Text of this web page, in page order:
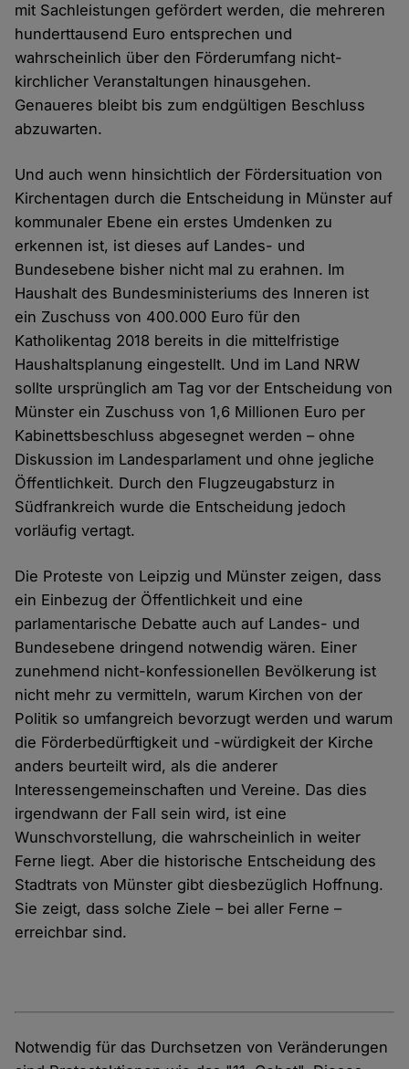
mit Sachleistungen gefördert werden, die mehreren
hunderttausend Euro entsprechen und
wahrscheinlich über den Förderumfang nicht-
kirchlicher Veranstaltungen hinausgehen.
Genaueres bleibt bis zum endgültigen Beschluss
abzuwarten.
Und auch wenn hinsichtlich der Fördersituation von
Kirchentagen durch die Entscheidung in Münster auf
kommunaler Ebene ein erstes Umdenken zu
erkennen ist, ist dieses auf Landes- und
Bundesebene bisher nicht mal zu erahnen. Im
Haushalt des Bundesministeriums des Inneren ist
ein Zuschuss von 400.000 Euro für den
Katholikentag 2018 bereits in die mittelfristige
Haushaltsplanung eingestellt. Und im Land NRW
sollte ursprünglich am Tag vor der Entscheidung von
Münster ein Zuschuss von 1,6 Millionen Euro per
Kabinettsbeschluss abgesegnet werden – ohne
Diskussion im Landesparlament und ohne jegliche
Öffentlichkeit. Durch den Flugzeugabsturz in
Südfrankreich wurde die Entscheidung jedoch
vorläufig vertagt.
Die Proteste von Leipzig und Münster zeigen, dass
ein Einbezug der Öffentlichkeit und eine
parlamentarische Debatte auch auf Landes- und
Bundesebene dringend notwendig wären. Einer
zunehmend nicht-konfessionellen Bevölkerung ist
nicht mehr zu vermitteln, warum Kirchen von der
Politik so umfangreich bevorzugt werden und warum
die Förderbedürftigkeit und -würdigkeit der Kirche
anders beurteilt wird, als die anderer
Interessengemeinschaften und Vereine. Das dies
irgendwann der Fall sein wird, ist eine
Wunschvorstellung, die wahrscheinlich in weiter
Ferne liegt. Aber die historische Entscheidung des
Stadtrats von Münster gibt diesbezüglich Hoffnung.
Sie zeigt, dass solche Ziele – bei aller Ferne –
erreichbar sind.
Notwendig für das Durchsetzen von Veränderungen